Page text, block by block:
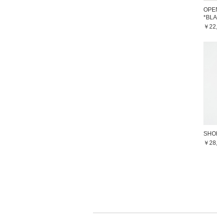
￥
￥